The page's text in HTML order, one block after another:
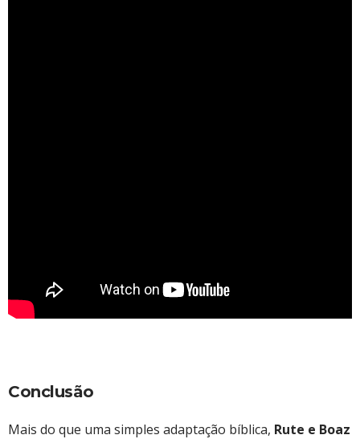
Conclusão
Mais do que uma simples adaptação bíblica, Rute e Boaz